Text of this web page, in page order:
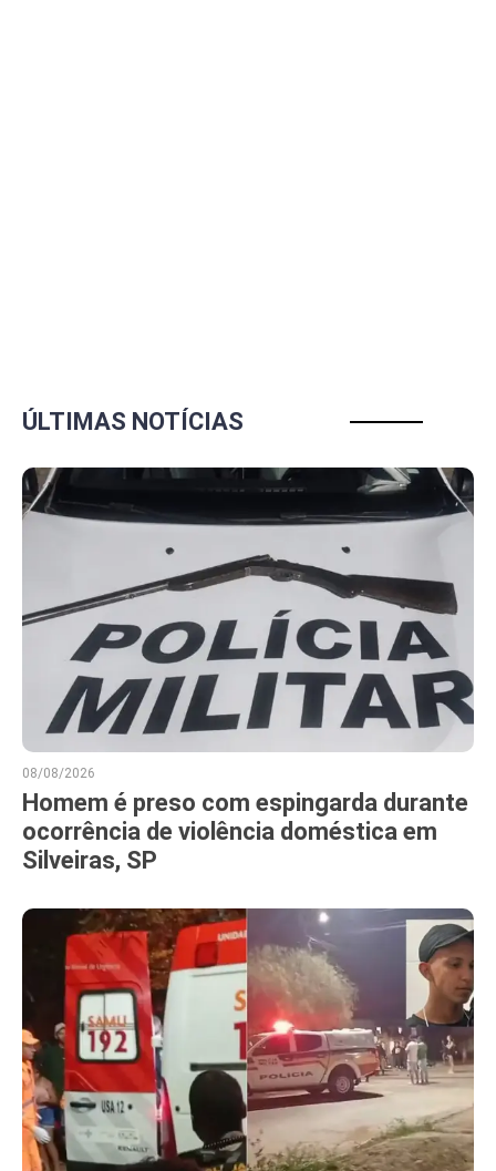
ÚLTIMAS NOTÍCIAS
08/08/2026
Homem é preso com espingarda durante
ocorrência de violência doméstica em
Silveiras, SP